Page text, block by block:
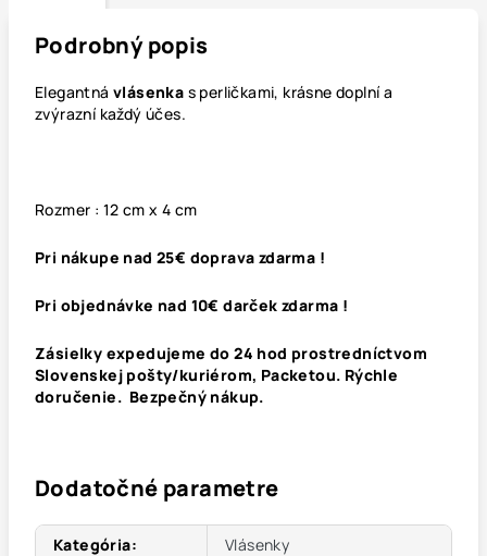
Podrobný popis
Elegantná vlásenka s perličkami, krásne doplní a
zvýrazní každý účes.
Rozmer : 12 cm x 4 cm
Pri nákupe nad 25€ doprava zdarma !
Pri objednávke nad 10€ darček zdarma !
Zásielky expedujeme do 24 hod prostredníctvom
Slovenskej pošty/kuriérom, Packetou. Rýchle
doručenie. Bezpečný nákup.
Dodatočné parametre
Kategória:
Vlásenky